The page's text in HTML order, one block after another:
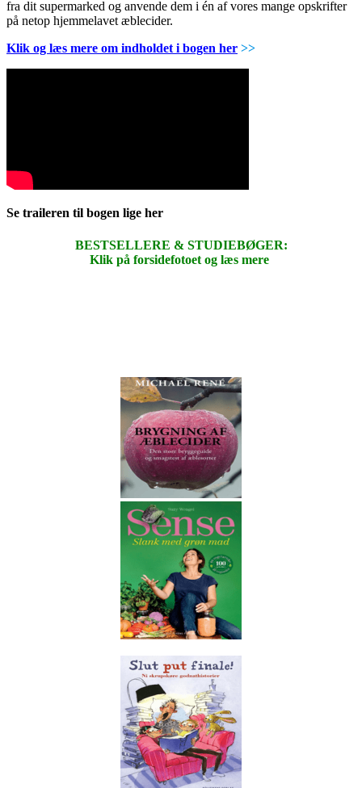
fra dit supermarked og anvende dem i én af vores mange opskrifter
på netop hjemmelavet æblecider.
Klik og læs mere om indholdet i bogen her >>
Se traileren til bogen lige her
BESTSELLERE & STUDIEBØGER:
Klik på forsidefotoet og læs mere